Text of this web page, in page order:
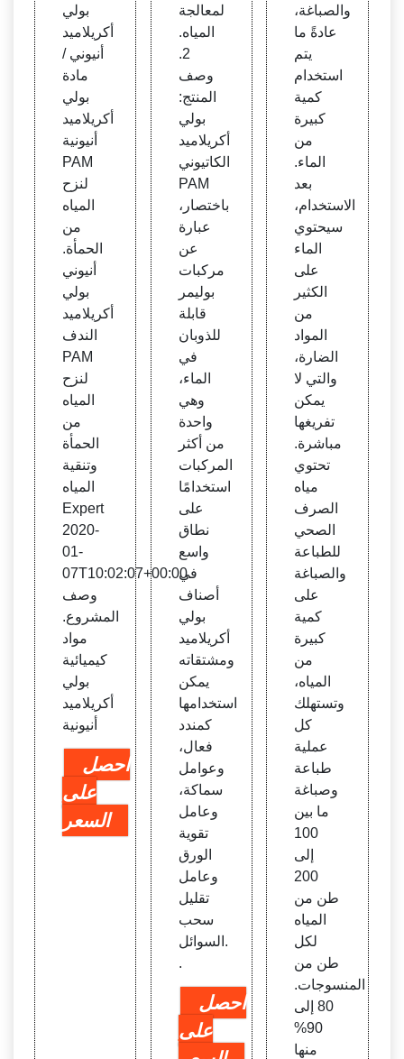
بولي
أكريلاميد
أنيوني /
مادة
بولي
أكريلاميد
أنيونية
PAM
لنزح
المياه
من
الحمأة.
أنيوني
بولي
أكريلاميد
الندف
PAM
لنزح
المياه
من
الحمأة
وتنقية
المياه
Expert
2020-
01-
07T10:02:07+00:00.
وصف
المشروع.
مواد
كيميائية
بولي
أكريلاميد
أنيونية
احصل
على
السعر
كريلام
يد
لمعالجة
المياه.
2.
وصف
المنتج:
بولي
أكريلاميد
الكاتيوني
PAM
باختصار،
عبارة
عن
مركبات
بوليمر
قابلة
للذوبان
في
الماء،
وهي
واحدة
من أكثر
المركبات
استخدامًا
على
نطاق
واسع
في
أصناف
بولي
أكريلاميد
ومشتقاته
يمكن
استخدامها
كمندد
فعال،
وعوامل
سماكة،
وعامل
تقوية
الورق
وعامل
تقليل
سحب
السوائل.
.
احصل
على
وجات
والصباغة،
عادةً ما
يتم
استخدام
كمية
كبيرة
من
الماء.
بعد
الاستخدام،
سيحتوي
الماء
على
الكثير
من
المواد
الضارة،
والتي لا
يمكن
تفريغها
مباشرة.
تحتوي
مياه
الصرف
الصحي
للطباعة
والصباغة
على
كمية
كبيرة
من
المياه،
وتستهلك
كل
عملية
طباعة
وصباغة
ما بين
100
إلى
200
طن من
المياه
لكل
طن من
المنسوجات.
80 إلى
90%
منها